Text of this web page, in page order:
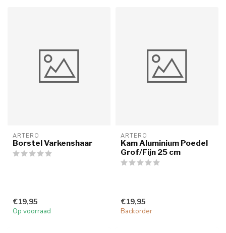
ARTERO
Borstel Varkenshaar
€19,95
Op voorraad
ARTERO
Kam Aluminium Poedel
Grof/Fijn 25 cm
€19,95
Backorder